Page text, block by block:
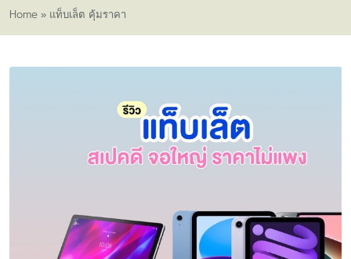
Home » แท็บเล็ต คุ้มราคา